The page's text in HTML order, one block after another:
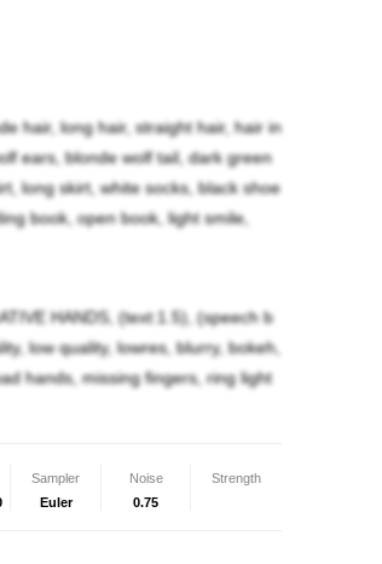
hair, long hair, straight hair, hair in
ears, blonde wolf tail, dark green
long skirt, white socks, black shoe
book, open book, light smile,
HANDS, (text:1.5), (speech b
low quality, lowres, blurry, bokeh,
hands, missing fingers, ring light
Sampler
Euler
Noise
0.75
Strength